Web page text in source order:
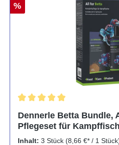
%
Dennerle Betta Bundle,
Pflegeset für
Inhalt: 3 Stück (8,66 €* / 1